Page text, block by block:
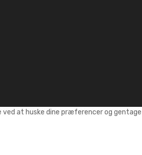
at huske dine præferencer og